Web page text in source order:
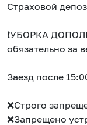
Страховой
❗️УБОРКА
обязательно за
Заезд после
❌Строго
❌Запрещено